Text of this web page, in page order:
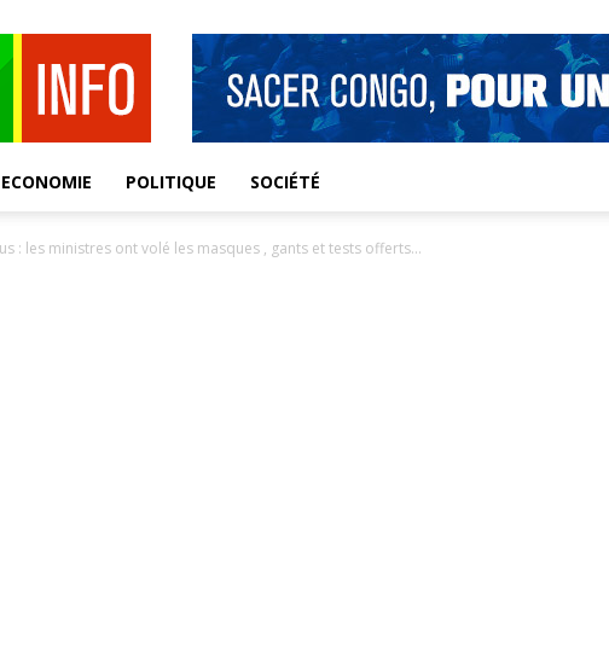
ECONOMIE POLITIQUE SOCIÉTÉ
: les ministres ont volé les masques , gants et tests offerts...